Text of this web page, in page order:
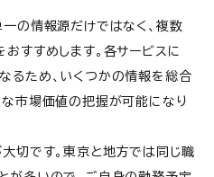
の情報源だけではなく、複数
すすめします。各サービスに
るため、いくつかの情報を総合
な市場価値の把握が可能になり
切です。東京と地方では同じ職